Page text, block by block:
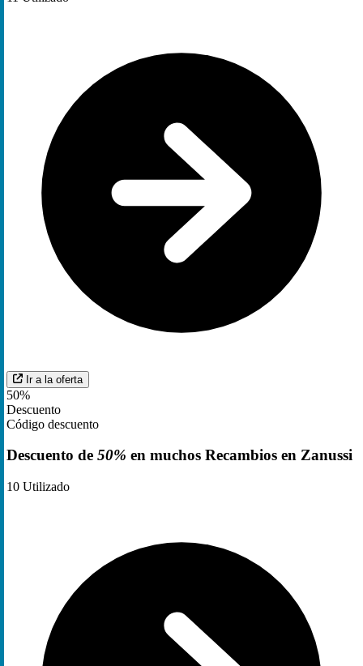
Ir a la oferta
50%
Descuento
Código descuento
Descuento de 50% en muchos Recambios en Zanussi
10 Utilizado